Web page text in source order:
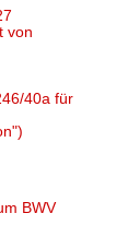
von
40a für
BWV